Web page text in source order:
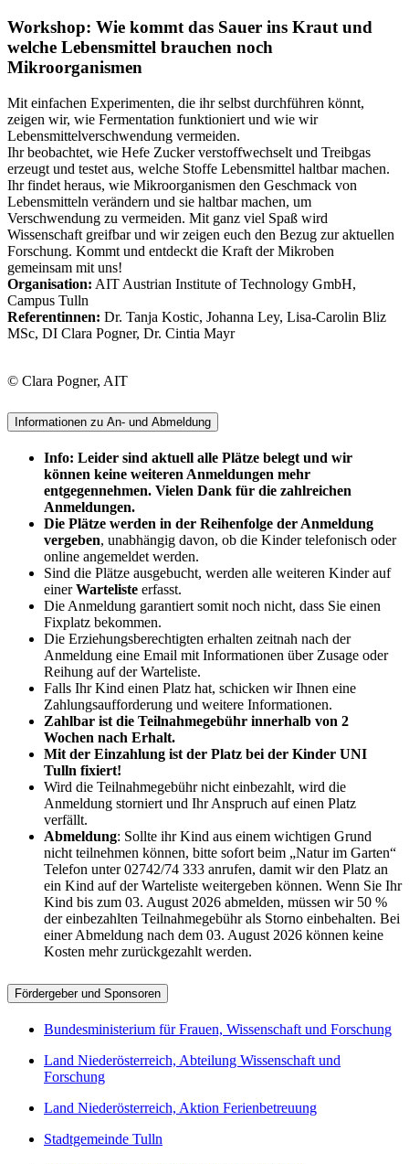
Workshop: Wie kommt das Sauer ins Kraut und
welche Lebensmittel brauchen noch
Mikroorganismen
Mit einfachen Experimenten, die ihr selbst durchführen könnt,
zeigen wir, wie Fermentation funktioniert und wie wir
Lebensmittelverschwendung vermeiden.
Ihr beobachtet, wie Hefe Zucker verstoffwechselt und Treibgas
erzeugt und testet aus, welche Stoffe Lebensmittel haltbar machen.
Ihr findet heraus, wie Mikroorganismen den Geschmack von
Lebensmitteln verändern und sie haltbar machen, um
Verschwendung zu vermeiden. Mit ganz viel Spaß wird
Wissenschaft greifbar und wir zeigen euch den Bezug zur aktuellen
Forschung. Kommt und entdeckt die Kraft der Mikroben
gemeinsam mit uns!
Organisation: AIT Austrian Institute of Technology GmbH,
Campus Tulln
Referentinnen: Dr. Tanja Kostic, Johanna Ley, Lisa-Carolin Bliz
MSc, DI Clara Pogner, Dr. Cintia Mayr
© Clara Pogner, AIT
Informationen zu An- und Abmeldung
Info: Leider sind aktuell alle Plätze belegt und wir
können keine weiteren Anmeldungen mehr
entgegennehmen. Vielen Dank für die zahlreichen
Anmeldungen.
Die Plätze werden in der Reihenfolge der Anmeldung
vergeben, unabhängig davon, ob die Kinder telefonisch oder
online angemeldet werden.
Sind die Plätze ausgebucht, werden alle weiteren Kinder auf
einerWarteliste erfasst.
Die Anmeldung garantiert somit noch nicht, dass Sie einen
Fixplatz bekommen.
Die Erziehungsberechtigten erhalten zeitnah nach der
Anmeldung eine Email mit Informationen über Zusage oder
Reihung auf der Warteliste.
Falls Ihr Kind einen Platz hat, schicken wir Ihnen eine
Zahlungsaufforderung und weitere Informationen.
Zahlbar ist die Teilnahmegebühr innerhalb von 2
Wochen nach Erhalt.
Mit der Einzahlung ist der Platz bei der Kinder UNI
Tulln fixiert!
Wird die Teilnahmegebühr nicht einbezahlt, wird die
Anmeldung storniert und Ihr Anspruch auf einen Platz
verfällt.
Abmeldung: Sollte ihr Kind aus einem wichtigen Grund
nicht teilnehmen können, bitte sofort beim „Natur im Garten“
Telefon unter 02742/74 333 anrufen, damit wir den Platz an
ein Kind auf der Warteliste weitergeben können. Wenn Sie Ihr
Kind bis zum 03. August 2026 abmelden, müssen wir 50 %
der einbezahlten Teilnahmegebühr als Storno einbehalten. Bei
einer Abmeldung nach dem 03. August 2026 können keine
Kosten mehr zurückgezahlt werden.
Fördergeber und Sponsoren
Bundesministerium für Frauen, Wissenschaft und Forschung
Land Niederösterreich, Abteilung Wissenschaft und
Forschung
Land Niederösterreich, Aktion Ferienbetreuung
Stadtgemeinde Tulln